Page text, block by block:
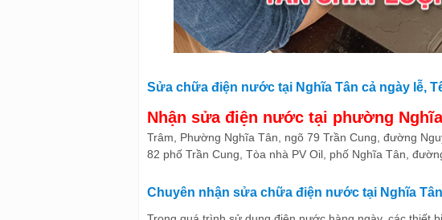
Sửa chữa điện nước tại Nghĩa Tân cả ngày lễ,
Nhận sửa điện nước tại phường
Trâm, Phường Nghĩa Tân, ngõ 79 Trần Cung, đường
82 phố Trần Cung, Tòa nhà PV Oil, phố Nghĩa Tân,
Chuyên nhận sửa chữa điện nước tại Nghĩa